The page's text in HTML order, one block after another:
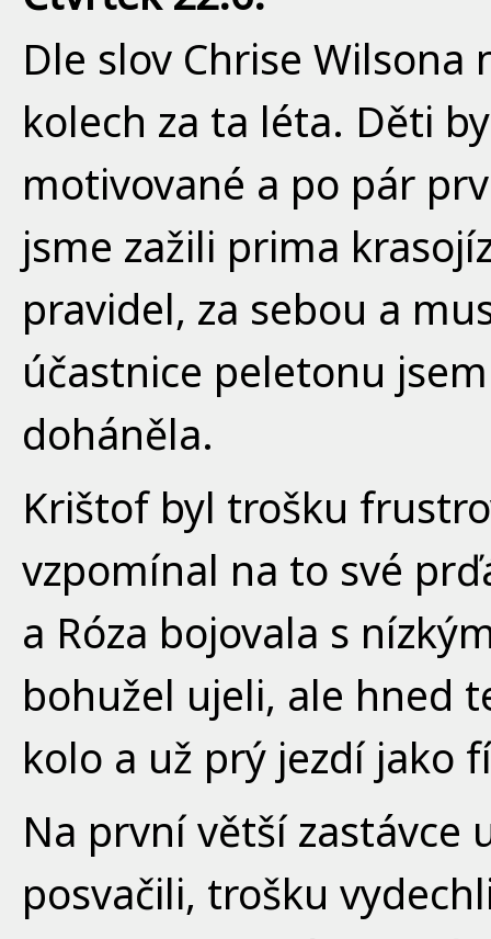
Dle slov Chrise
kolech za ta léta. Děti
motivované a po pár
jsme zažili prima
pravidel, za sebou a
účastnice peletonu
doháněla.
Krištof byl trošku
vzpomínal na to své
a Róza bojovala s
bohužel ujeli, ale hned
kolo a už prý jezdí jako
Na první větší zastávce
posvačili, trošku